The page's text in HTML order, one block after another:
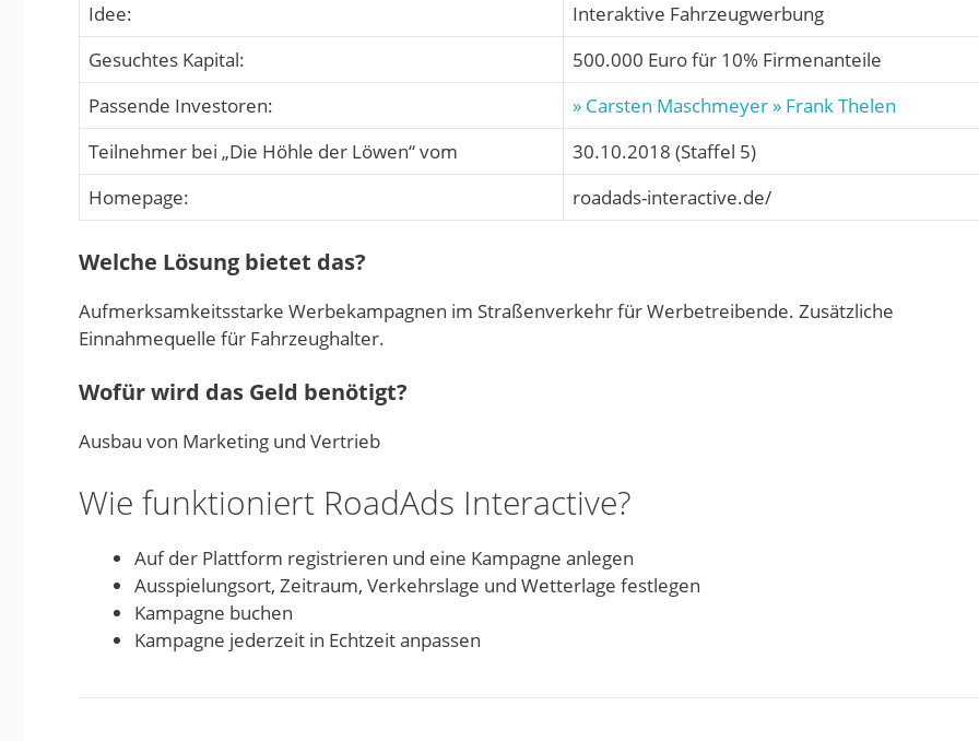
Idee:
Interaktive Fahrzeugwerbung
Gesuchtes Kapital:
500.000 Euro für 10% Firmenanteile
Passende Investoren:
» Carsten Maschmeyer » Frank Thelen
Teilnehmer bei „Die Höhle der Löwen“ vom
30.10.2018 (Staffel 5)
Homepage:
roadads-interactive.de/
Welche Lösung bietet das?
Aufmerksamkeitsstarke Werbekampagnen im Straßenverkehr für Werbetreibende. Zusätzliche
Einnahmequelle für Fahrzeughalter.
Wofür wird das Geld benötigt?
Ausbau von Marketing und Vertrieb
Wie funktioniert RoadAds Interactive?
Auf der Plattform registrieren und eine Kampagne anlegen
Ausspielungsort, Zeitraum, Verkehrslage und Wetterlage festlegen
Kampagne buchen
Kampagne jederzeit in Echtzeit anpassen